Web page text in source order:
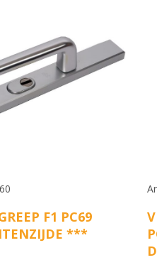
F1 PC69
***